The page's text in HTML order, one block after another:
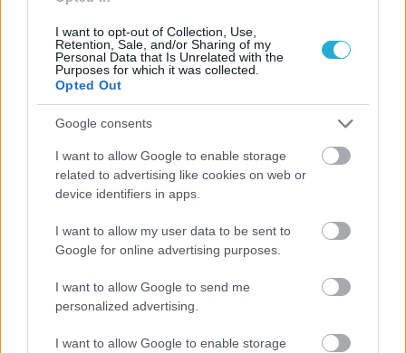
I want to opt-out of Collection, Use,
Retention, Sale, and/or Sharing of my
Personal Data that Is Unrelated with the
Purposes for which it was collected.
Opted Out
Google consents
I want to allow Google to enable storage
related to advertising like cookies on web or
device identifiers in apps.
I want to allow my user data to be sent to
Google for online advertising purposes.
I want to allow Google to send me
personalized advertising.
I want to allow Google to enable storage
ΡΟΗ ΕΙΔΗΣΕΩΝ
08/08/2026
παρουσία των Εθνικών ομάδων
«Αντίο» με ήττα για τις διεθνείς μας στο τουρνουά του
Ουρμπίνο